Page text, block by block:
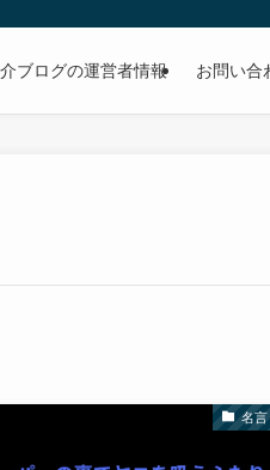
ブログの運営者情報 お問い合
名言